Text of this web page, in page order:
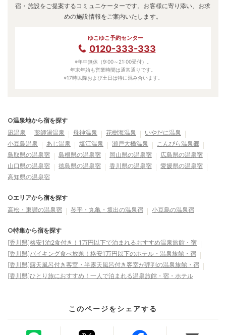
宿・施設をご提案するコミュニケーターです。お客様に寄り添い、お求
めの施設情報をご案内いたします。
ゆこゆこ予約センター
0120-333-333
※年中無休（9:00～21:00受付）。
年末年始も営業時間は通常通りです。
※17時以降および土日は特に混み合います。
○温泉地から宿を探す
凪温泉
薬師湯温泉 母神温泉 花樹海温泉
いやだに温泉
小豆島温泉
あじ温泉 塩江温泉 瀬戸大橋温泉
こんぴら温泉郷
鳥取県の温泉宿
島根県の温泉宿 岡山県の温泉宿
広島県の温泉宿
山口県の温泉宿
徳島県の温泉宿 香川県の温泉宿
愛媛県の温泉宿
高知県の温泉宿
○エリアから宿を探す
高松・東讃の温泉宿
琴平・丸亀・坂出の温泉宿 小豆島の温泉宿
○特集から宿を探す
[香川県]格安1泊2食付き！1万円以下で泊まれるおすすめ温泉旅館・宿
[香川県]バイキング食べ放題！格安1万円以下のホテル・温泉旅館・宿
[香川県]露天風呂付き客室・半露天風呂付き客室が評判の温泉旅館・宿
[香川県]ひとり旅におすすめ！一人で泊まれる温泉旅館・宿・ホテル
このページをシェアする